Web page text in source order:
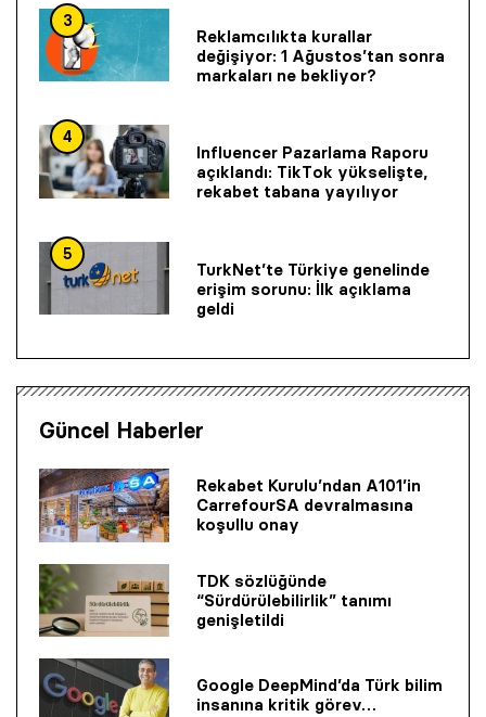
3
Reklamcılıkta kurallar
değişiyor: 1 Ağustos’tan sonra
markaları ne bekliyor?
4
Influencer Pazarlama Raporu
açıklandı: TikTok yükselişte,
rekabet tabana yayılıyor
5
TurkNet’te Türkiye genelinde
erişim sorunu: İlk açıklama
geldi
Güncel Haberler
Rekabet Kurulu’ndan A101’in
CarrefourSA devralmasına
koşullu onay
TDK sözlüğünde
“Sürdürülebilirlik” tanımı
genişletildi
Google DeepMind’da Türk bilim
insanına kritik görev…